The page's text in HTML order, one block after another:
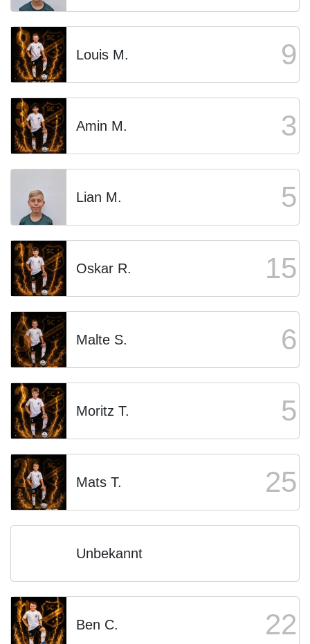
Louis M. 9
Amin M. 3
Lian M. 5
Oskar R. 15
Malte S. 6
Moritz T. 5
Mats T. 25
Unbekannt
Ben C. 22